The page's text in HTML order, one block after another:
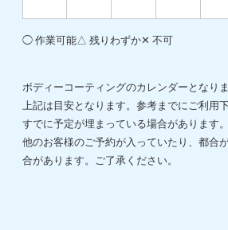
◯ 作業可能△ 残りわずか✕ 不可
ボディーコーティングのカレンダーとなりま
上記は目安となります。参考までにご利用下
すでに予定が埋まっている場合があります。
他のお客様のご予約が入っていたり、都合
合があります。ご了承ください。